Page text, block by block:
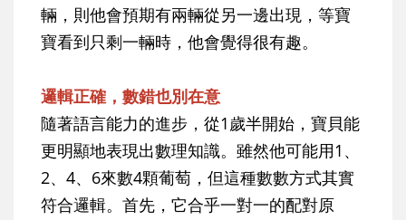
輛，則他會預期有兩輛從另一邊出現，等寶
寶看到只剩一輛時，他會覺得很有趣。
邏輯正確，數錯也別在意
隨著語言能力的進步，從1歲半開始，寶貝能
更明顯地表現出數理知識。雖然他可能用1、
2、4、6來數4顆葡萄，但這種數數方式其實
符合邏輯。首先，它合乎一對一的配對原